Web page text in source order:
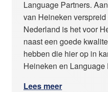
Language Partners.
van Heineken
Nederland is het voor
naast een goede
hebben die hier op in
Heineken en Language
Lees meer